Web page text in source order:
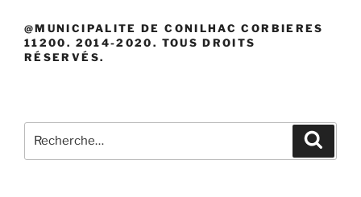
@MUNICIPALITE DE CONILHAC CORBIERES
11200. 2014-2020. TOUS DROITS
RÉSERVÉS.
pour